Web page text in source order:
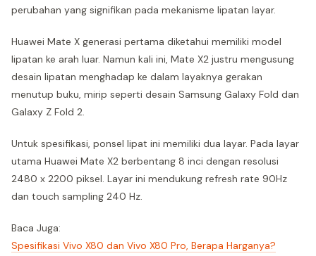
perubahan yang signifikan pada mekanisme lipatan layar.
Huawei Mate X generasi pertama diketahui memiliki model
lipatan ke arah luar. Namun kali ini, Mate X2 justru mengusung
desain lipatan menghadap ke dalam layaknya gerakan
menutup buku, mirip seperti desain Samsung Galaxy Fold dan
Galaxy Z Fold 2.
Untuk spesifikasi, ponsel lipat ini memiliki dua layar. Pada layar
utama Huawei Mate X2 berbentang 8 inci dengan resolusi
2480 x 2200 piksel. Layar ini mendukung refresh rate 90Hz
dan touch sampling 240 Hz.
Baca Juga:
Spesifikasi Vivo X80 dan Vivo X80 Pro, Berapa Harganya?